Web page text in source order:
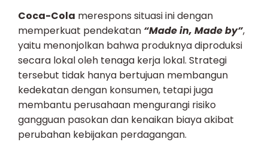
Coca-Cola merespons situasi ini dengan
memperkuat pendekatan “Made in, Made by”,
yaitu menonjolkan bahwa produknya diproduksi
secara lokal oleh tenaga kerja lokal. Strategi
tersebut tidak hanya bertujuan membangun
kedekatan dengan konsumen, tetapi juga
membantu perusahaan mengurangi risiko
gangguan pasokan dan kenaikan biaya akibat
perubahan kebijakan perdagangan.